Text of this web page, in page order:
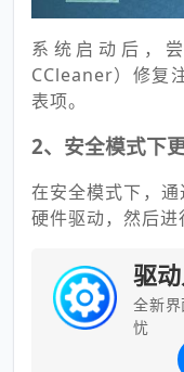
系统启动后，
CCleaner）修复
表项。
2、安全模式下
在安全模式下，
硬件驱动，然后进
驱
全新
忧